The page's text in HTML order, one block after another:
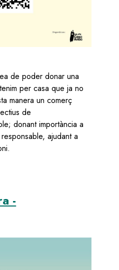
de poder donar una
per casa que ja no
manera un comerç
de
donant importància a
ajudant a
-